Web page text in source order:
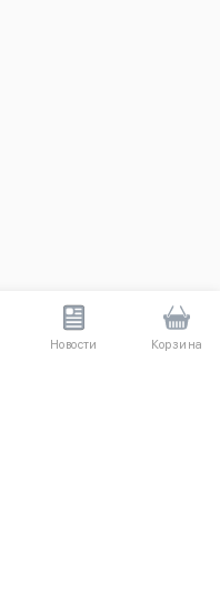
Новости Корзина